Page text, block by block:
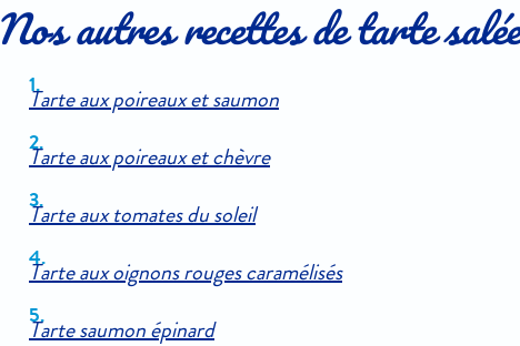
Nos autres recettes de tarte salée
Tarte aux poireaux et saumon
Tarte aux poireaux et chèvre
Tarte aux tomates du soleil
Tarte aux oignons rouges caramélisés
Tarte saumon épinard